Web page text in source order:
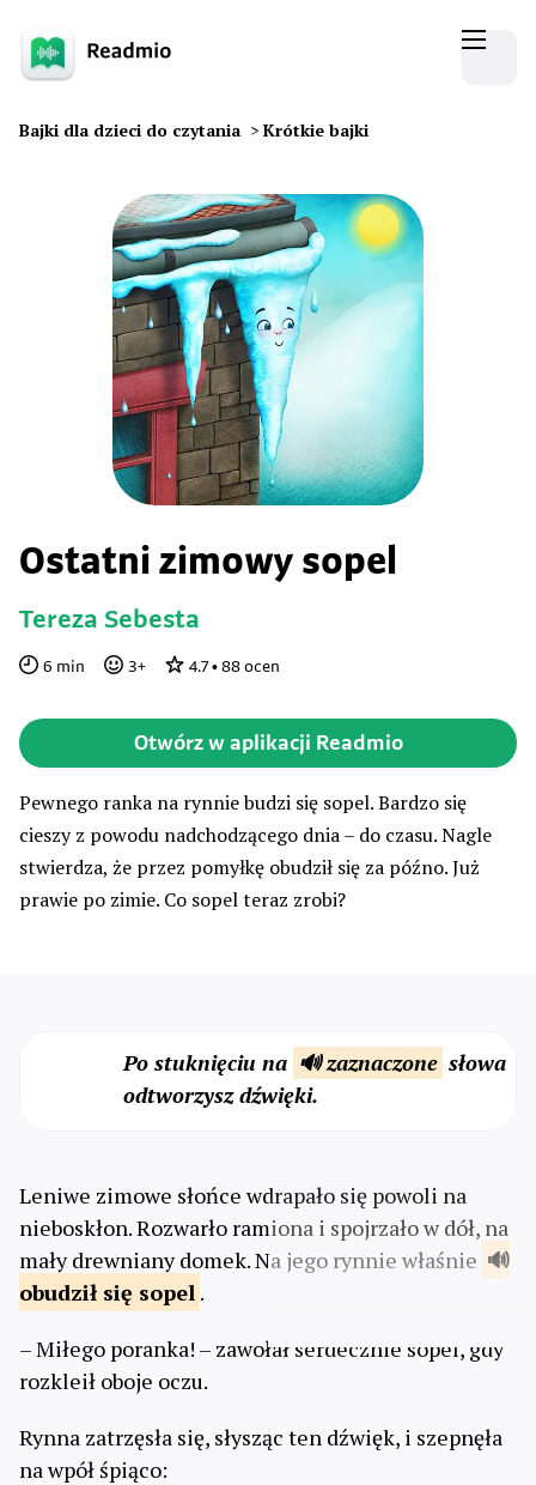
Bajki dla dzieci do czytania > Krótkie bajki
Ostatni zimowy sopel
Tereza Sebesta
6 min 3+ 4.7• 88 ocen
Otwórz w aplikacji Readmio
Pewnego ranka na rynnie budzi się sopel. Bardzo się
cieszy z powodu nadchodzącego dnia – do czasu. Nagle
stwierdza, że przez pomyłkę obudził się za późno. Już
prawie po zimie. Co sopel teraz zrobi?
Po stuknięciu na 🔊 zaznaczone słowa
odtworzysz dźwięki.
Leniwe zimowe słońce wdrapało się powoli na
nieboskłon. Rozwarło ramiona i spojrzało w dół, na
mały drewniany domek. Na jego rynnie właśnie
obudził się sopel .
– Miłego poranka! – zawołał serdecznie sopel, gdy
rozkleił oboje oczu.
Rynna zatrzęsła się, słysząc ten dźwięk, i szepnęła
na wpół śpiąco: